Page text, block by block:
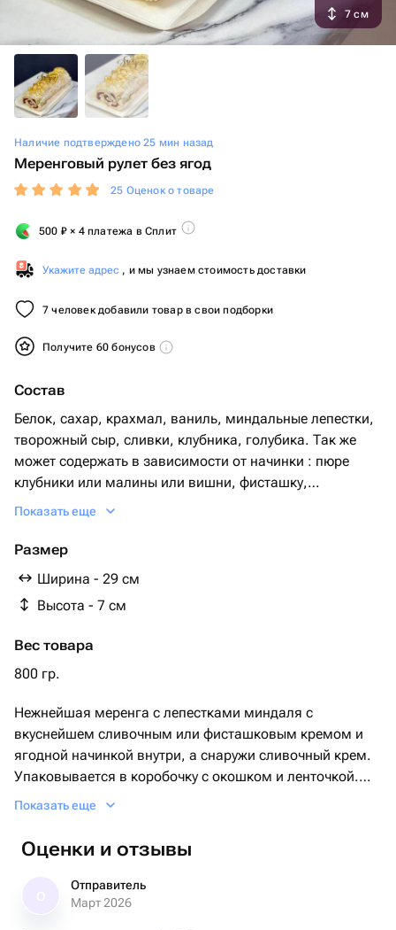
Наличие подтверждено 25 мин назад
Меренговый рулет без ягод
25 Оценок о товаре
500 ₽ × 4 платежа в Сплит
Укажите адрес , и мы узнаем стоимость доставки
7 человек добавили товар в свои подборки
Получите 60 бонусов
Состав
Белок, сахар, крахмал, ваниль, миндальные лепестки,
творожный сыр, сливки, клубника, голубика. Так же
может содержать в зависимости от начинки : пюре
клубники или малины или вишни, фисташку,
арахисовые лепестки.
Показать еще
Размер
Ширина - 29 см
Высота - 7 см
Вес товара
800 гр.
7 см
Нежнейшая меренга с лепестками миндаля с
вкуснейшем сливочным или фисташковым кремом и
ягодной начинкой внутри, а снаружи сливочный крем.
Упаковывается в коробочку с окошком и ленточкой.
напишите в комментариях какую хотите начинку:
-Сливочную Малину
-Сливочную Вишню
-Сливочную Клубнику
Показать еще
Оценки и отзывы
Отправитель
Март 2026